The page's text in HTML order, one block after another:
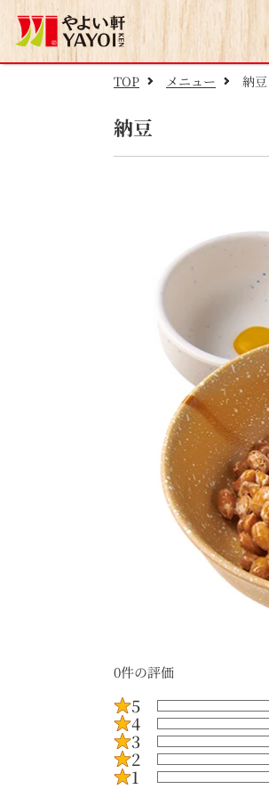
TOP メニュー 納豆
納豆
0件の評価
5
4
3
2
1